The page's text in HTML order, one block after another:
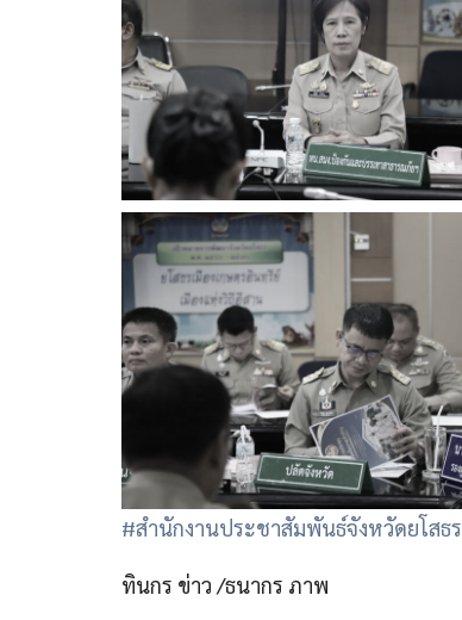
#สำนักงานประชาสัมพันธ์จังหวัดยโสธร
ทินกร ข่าว /ธนากร ภาพ